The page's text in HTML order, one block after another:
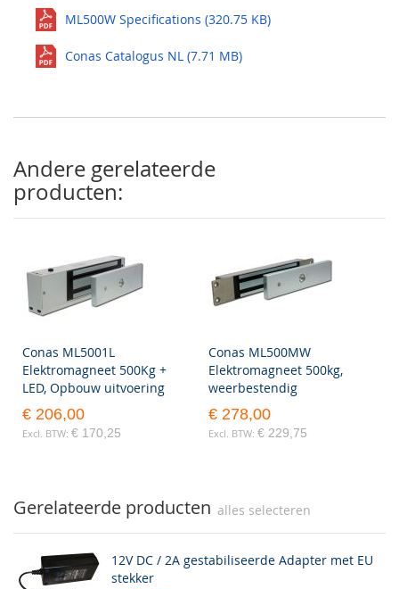
ML500W Specifications (320.75 KB)
Conas Catalogus NL (7.71 MB)
Andere gerelateerde
producten:
Conas ML5001L
Elektromagneet 500Kg +
LED, Opbouw uitvoering
€ 206,00
€ 170,25
Conas ML500MW
Elektromagneet 500kg,
weerbestendig
€ 278,00
€ 229,75
Gerelateerde producten alles selecteren
12V DC / 2A gestabiliseerde Adapter met EU
stekker